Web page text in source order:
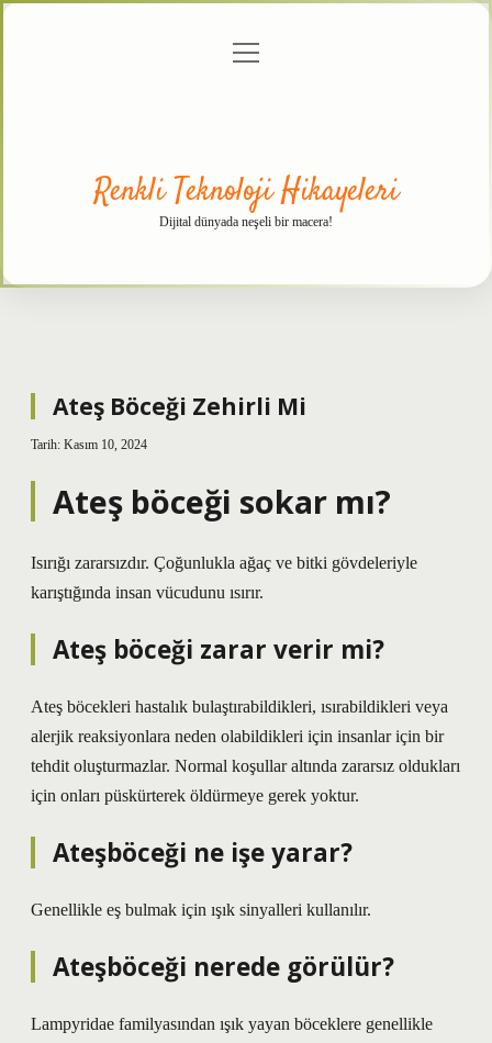
menüyü
Renkli Teknoloji Hikayeleri
Dijital dünyada neşeli bir macera!
Ateş Böceği Zehirli Mi
Tarih: Kasım 10, 2024
Ateş böceği sokar mı?
Isırığı zararsızdır. Çoğunlukla ağaç ve bitki gövdeleriyle
karıştığında insan vücudunu ısırır.
Ateş böceği zarar verir mi?
Ateş böcekleri hastalık bulaştırabildikleri, ısırabildikleri veya
alerjik reaksiyonlara neden olabildikleri için insanlar için bir
tehdit oluşturmazlar. Normal koşullar altında zararsız oldukları
için onları püskürterek öldürmeye gerek yoktur.
Ateşböceği ne işe yarar?
Genellikle eş bulmak için ışık sinyalleri kullanılır.
Ateşböceği nerede görülür?
Lampyridae familyasından ışık yayan böceklere genellikle